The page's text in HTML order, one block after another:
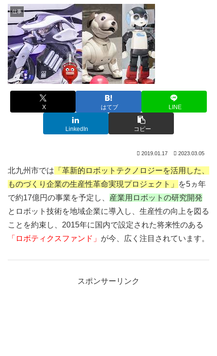
仕事
X はてブ LINE
LinkedIn コピー
2019.01.17 2023.03.05
北九州市では 「革新的ロボットテクノロジーを活用した、
ものづくり企業の生産性革命実現プロジェクト」
を5ヵ年
で約17億円の事業を予定し、 産業用ロボットの研究開発
とロボット技術を地域企業に導入し、生産性の向上を図る
ことを約束し、2015年に国内で設定された将来性のある
「ロボティクスファンド」 が今、広く注目されています。
スポンサーリンク